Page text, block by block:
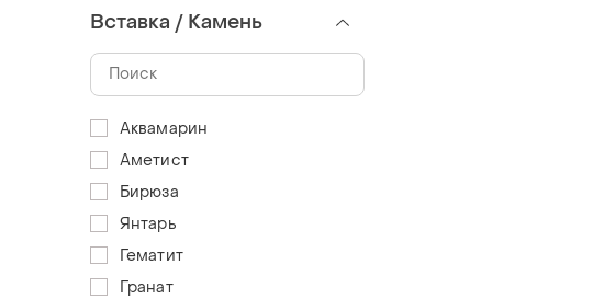
Вставка / Камень
Аквамарин
Аметист
Бирюза
Янтарь
Гематит
Гранат